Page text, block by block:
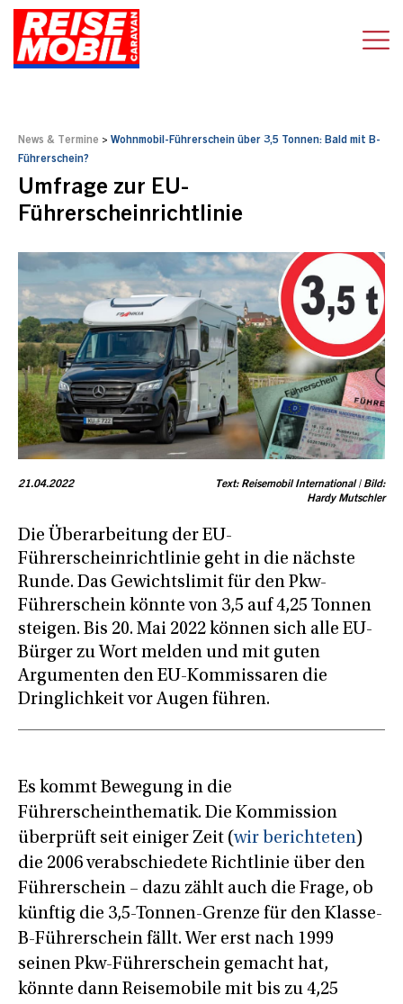
News & Termine > Wohnmobil-Führerschein über 3,5 Tonnen: Bald mit B-
Führerschein?
Umfrage zur EU-
Führerscheinrichtlinie
21.04.2022
Text: Reisemobil International | Bild:
Hardy Mutschler
Die Überarbeitung der EU-
Führerscheinrichtlinie geht in die nächste
Runde. Das Gewichtslimit für den Pkw-
Führerschein könnte von 3,5 auf 4,25 Tonnen
steigen. Bis 20. Mai 2022 können sich alle EU-
Bürger zu Wort melden und mit guten
Argumenten den EU-Kommissaren die
Dringlichkeit vor Augen führen.
Es kommt Bewegung in die
Führerscheinthematik. Die Kommission
überprüft seit einiger Zeit (wir berichteten)
die 2006 verabschiedete Richtlinie über den
Führerschein – dazu zählt auch die Frage, ob
künftig die 3,5-Tonnen-Grenze für den Klasse-
B-Führerschein fällt. Wer erst nach 1999
seinen Pkw-Führerschein gemacht hat,
könnte dann Reisemobile mit bis zu 4,25